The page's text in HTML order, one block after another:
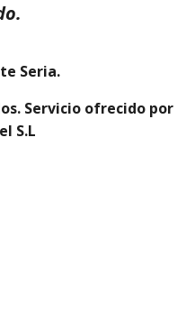
Seria.
Servicio ofrecido por
S.L